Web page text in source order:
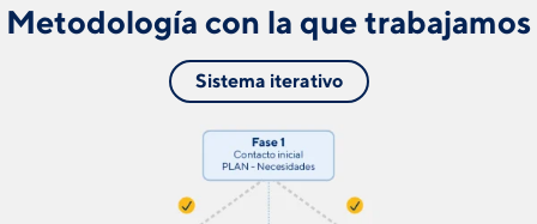
Metodología con la que trabajamos
Sistema iterativo